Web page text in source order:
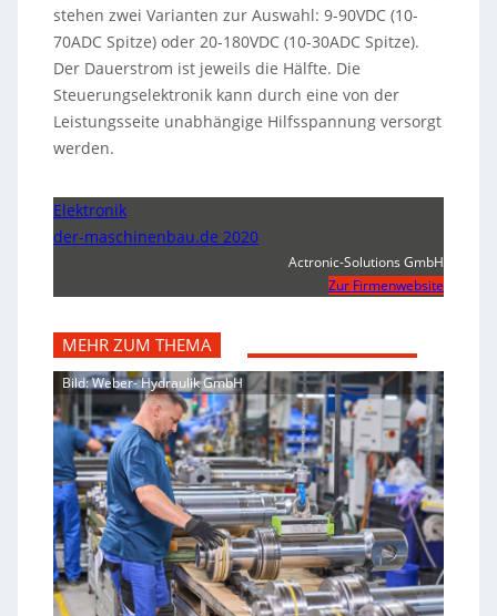
stehen zwei Varianten zur Auswahl: 9-90VDC (10-
70ADC Spitze) oder 20-180VDC (10-30ADC Spitze).
Der Dauerstrom ist jeweils die Hälfte. Die
Steuerungselektronik kann durch eine von der
Leistungsseite unabhängige Hilfsspannung versorgt
werden.
Elektronik
der-maschinenbau.de 2020
Actronic-Solutions GmbH
Zur Firmenwebsite
MEHR ZUM THEMA
Bild: Weber- Hydraulik GmbH